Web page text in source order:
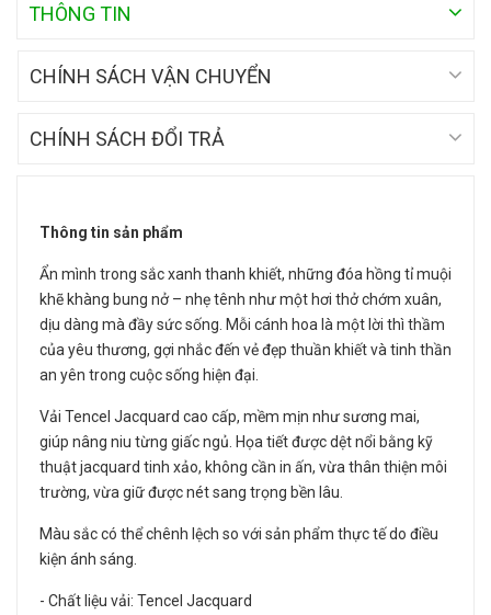
THÔNG TIN
CHÍNH SÁCH VẬN CHUYỂN
CHÍNH SÁCH ĐỔI TRẢ
Thông tin sản phẩm
Ẩn mình trong sắc xanh thanh khiết, những đóa hồng tỉ muội
khẽ khàng bung nở – nhẹ tênh như một hơi thở chớm xuân,
dịu dàng mà đầy sức sống. Mỗi cánh hoa là một lời thì thầm
của yêu thương, gợi nhắc đến vẻ đẹp thuần khiết và tinh thần
an yên trong cuộc sống hiện đại.
Vải Tencel Jacquard cao cấp, mềm mịn như sương mai,
giúp nâng niu từng giấc ngủ. Họa tiết được dệt nổi bằng kỹ
thuật jacquard tinh xảo, không cần in ấn, vừa thân thiện môi
trường, vừa giữ được nét sang trọng bền lâu.
Màu sắc có thể chênh lệch so với sản phẩm thực tế do điều
kiện ánh sáng.
- Chất liệu vải: Tencel Jacquard